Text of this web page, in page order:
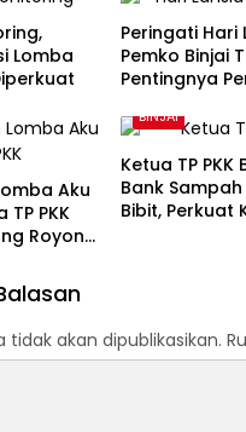
Lomba
Peringati Hari
Pemko Binjai
Pentingnya
Lansia
Aku
TP PKK
Royong
BINJAI
Ketua TP PKK
Bank
Bibit, Perkuat
akan dipublikasikan.